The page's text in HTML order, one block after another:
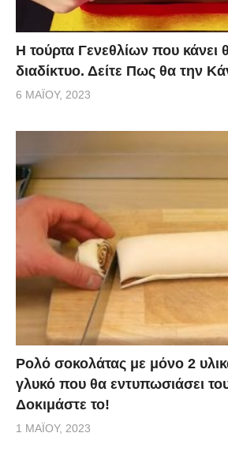
Η τούρτα Γενεθλίων που κάνει
διαδίκτυο. Δείτε Πως θα την
6 ΜΑΪ́ΟΥ, 2023
Ρολό σοκολάτας με μόνο 2
γλυκό που θα εντυπωσιάσει
Δοκιμάστε το!
1 ΜΑΪ́ΟΥ, 2023